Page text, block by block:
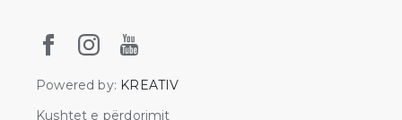
Powered by: KREATIV
Kushtet e përdorimit